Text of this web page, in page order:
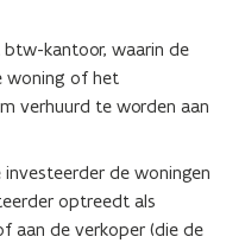
btw-kantoor, waarin de
woning of het
verhuurd te worden aan
de woningen
optreedt als
aan de verkoper (die de